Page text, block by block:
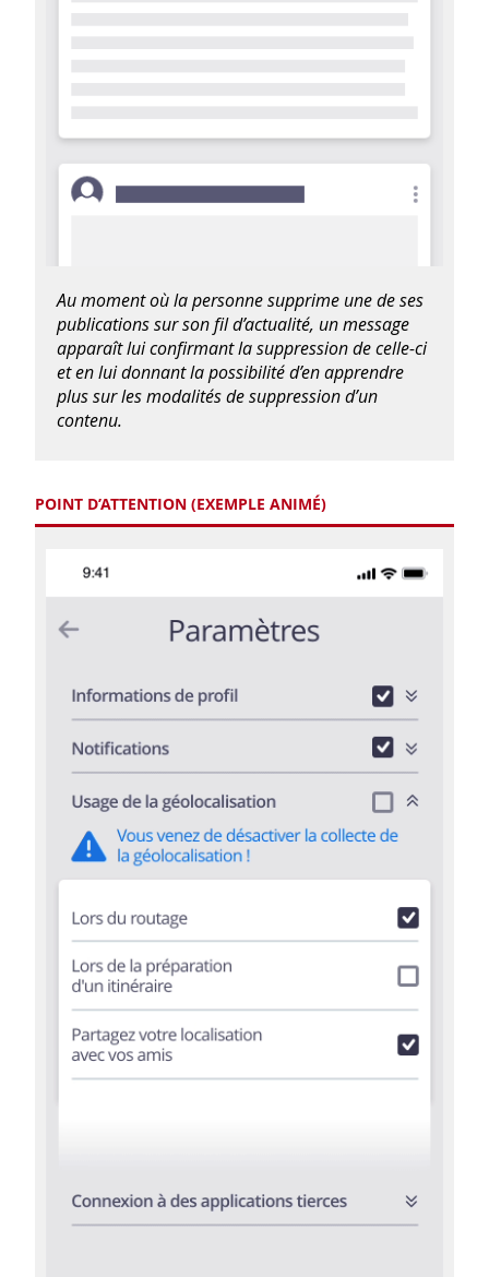
Au moment où la personne supprime une de ses
publications sur son fil d’actualité, un message
apparaît lui confirmant la suppression de celle-ci
et en lui donnant la possibilité d’en apprendre
plus sur les modalités de suppression d’un
contenu.
POINT D’ATTENTION (EXEMPLE ANIMÉ)